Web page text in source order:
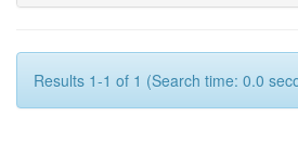
Results 1-1 of 1 (Search time: 0.0